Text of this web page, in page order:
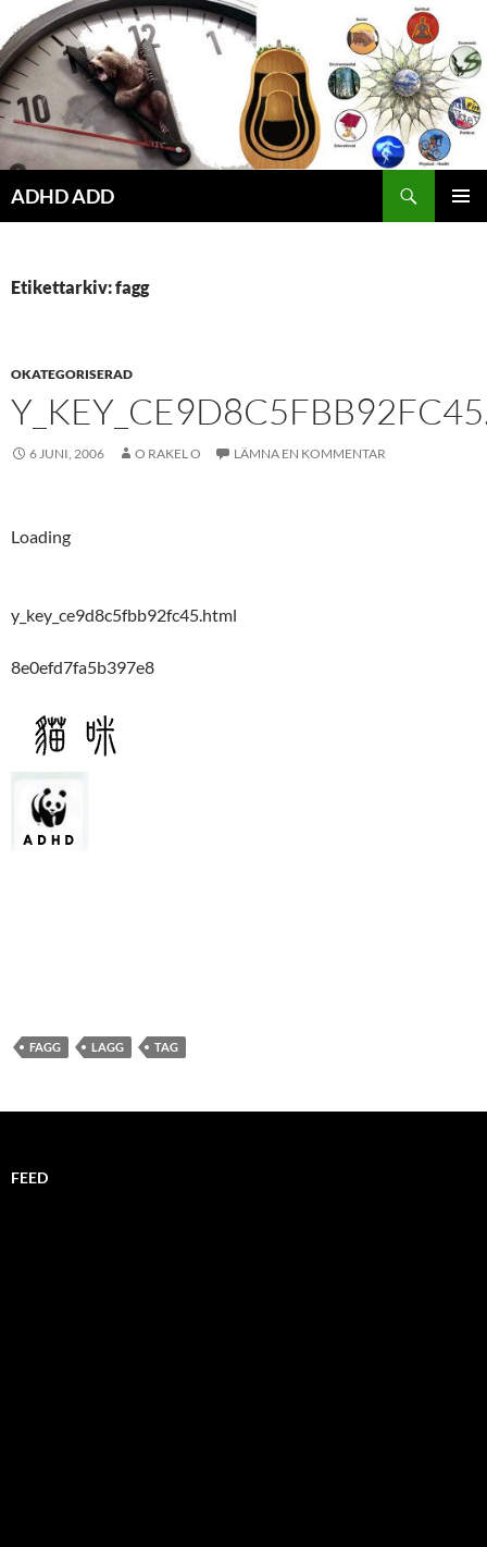
Hoppa
till
innehåll
ADHD ADD
Etikettarkiv: fagg
OKATEGORISERAD
6 JUNI, 2006 O RAKEL O LÄMNA EN KOMMENTAR
Loading
y_key_ce9d8c5fbb92fc45.html
8e0efd7fa5b397e8
FAGG LAGG TAG
FEED